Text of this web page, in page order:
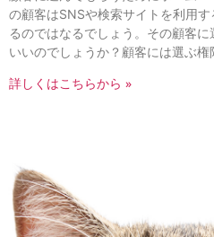
の顧客はSNSや検索サイトを利用
るのではなるでしょう。その顧客
いいのでしょうか？顧客には選ぶ権
詳しくはこちらから »